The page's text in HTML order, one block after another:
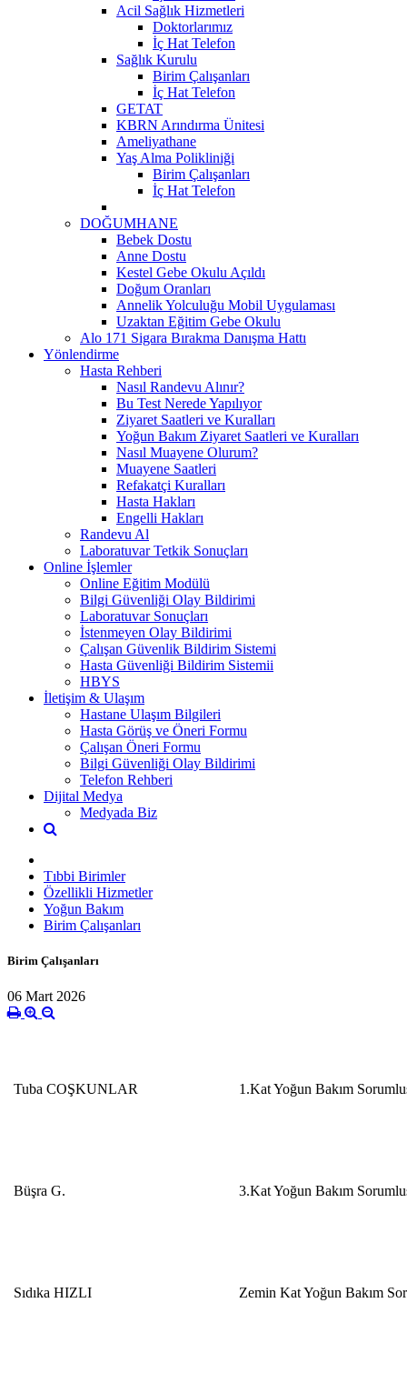
Acil Sağlık Hizmetleri
Doktorlarımız
İç Hat Telefon
Sağlık Kurulu
Birim Çalışanları
İç Hat Telefon
GETAT
KBRN Arındırma Ünitesi
Ameliyathane
Yaş Alma Polikliniği
Birim Çalışanları
İç Hat Telefon
DOĞUMHANE
Bebek Dostu
Anne Dostu
Kestel Gebe Okulu Açıldı
Doğum Oranları
Annelik Yolculuğu Mobil Uygulaması
Uzaktan Eğitim Gebe Okulu
Alo 171 Sigara Bırakma Danışma Hattı
Yönlendirme
Hasta Rehberi
Nasıl Randevu Alınır?
Bu Test Nerede Yapılıyor
Ziyaret Saatleri ve Kuralları
Yoğun Bakım Ziyaret Saatleri ve Kuralları
Nasıl Muayene Olurum?
Muayene Saatleri
Refakatçi Kuralları
Hasta Hakları
Engelli Hakları
Randevu Al
Laboratuvar Tetkik Sonuçları
Online İşlemler
Online Eğitim Modülü
Bilgi Güvenliği Olay Bildirimi
Laboratuvar Sonuçları
İstenmeyen Olay Bildirimi
Çalışan Güvenlik Bildirim Sistemi
Hasta Güvenliği Bildirim Sistemii
HBYS
İletişim & Ulaşım
Hastane Ulaşım Bilgileri
Hasta Görüş ve Öneri Formu
Çalışan Öneri Formu
Bilgi Güvenliği Olay Bildirimi
Telefon Rehberi
Dijital Medya
Medyada Biz
Tıbbi Birimler
Özellikli Hizmetler
Yoğun Bakım
Birim Çalışanları
Birim Çalışanları
06 Mart 2026
Tuba COŞKUNLAR 1.Kat Yoğun Bakım
Büşra G. 3.Kat Yoğun Bakım
Sıdıka HIZLI Zemin Kat Yoğun Bakım